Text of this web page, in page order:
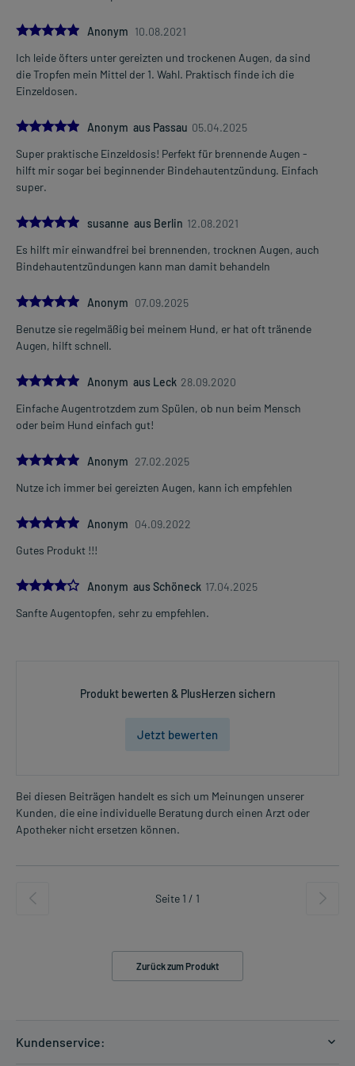
5.0Anonym 10.08.2021
Ich leide öfters unter gereizten und trockenen Augen, da sind
die Tropfen mein Mittel der 1. Wahl. Praktisch finde ich die
Einzeldosen.
5.0Anonym aus Passau 05.04.2025
Super praktische Einzeldosis! Perfekt für brennende Augen -
hilft mir sogar bei beginnender Bindehautentzündung. Einfach
super.
5.0
susanne aus Berlin 12.08.2021
Es hilft mir einwandfrei bei brennenden, trocknen Augen, auch
Bindehautentzündungen kann man damit behandeln
5.0Anonym 07.09.2025
Benutze sie regelmäßig bei meinem Hund, er hat oft tränende
Augen, hilft schnell.
5.0Anonym aus Leck 28.09.2020
Einfache Augentrotzdem zum Spülen, ob nun beim Mensch
oder beim Hund einfach gut!
5.0Anonym 27.02.2025
Nutze ich immer bei gereizten Augen, kann ich empfehlen
5.0Anonym 04.09.2022
Gutes Produkt !!!
4.0Anonym aus Schöneck 17.04.2025
Sanfte Augentopfen, sehr zu empfehlen.
Produkt bewerten & PlusHerzen sichern
Jetzt bewerten
Bei diesen Beiträgen handelt es sich um Meinungen unserer
Kunden, die eine individuelle Beratung durch einen Arzt oder
Apotheker nicht ersetzen können.
Seite 1 / 1
Zurück zum Produkt
Kundenservice: